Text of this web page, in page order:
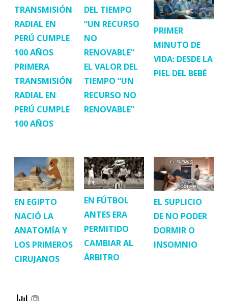
PRIMERA
TRANSMISIÓN
RADIAL EN
PERÚ CUMPLE
100 AÑOS
EL VALOR DEL
TIEMPO “UN
RECURSO NO
RENOVABLE”
PRIMER
MINUTO DE
VIDA: DESDE LA
PIEL DEL BEBÉ
EN EGIPTO
NACIÓ LA
ANATOMÍA Y
LOS PRIMEROS
CIRUJANOS
EN FÚTBOL
ANTES ERA
PERMITIDO
CAMBIAR AL
ÁRBITRO
EL SUPLICIO
DE NO PODER
DORMIR O
INSOMNIO